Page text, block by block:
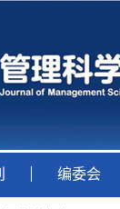
编委会